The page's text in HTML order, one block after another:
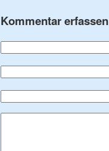
Kommentar erfassen